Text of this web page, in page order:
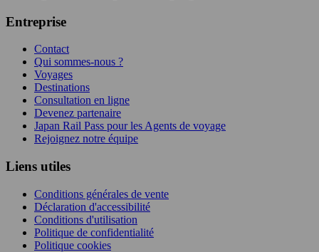
Entreprise
Contact
Qui sommes-nous ?
Voyages
Destinations
Consultation en ligne
Devenez partenaire
Japan Rail Pass pour les Agents de voyage
Rejoignez notre équipe
Liens utiles
Conditions générales de vente
Déclaration d'accessibilité
Conditions d'utilisation
Politique de confidentialité
Politique cookies